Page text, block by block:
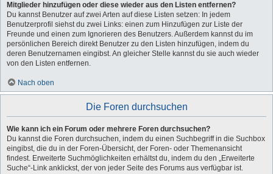
Mitglieder hinzufügen oder diese wieder aus den Listen entfernen?
Du kannst Benutzer auf zwei Arten auf diese Listen setzen: In jedem
Benutzerprofil siehst du zwei Links: einen zum Hinzufügen zur Liste der
Freunde und einen zum Ignorieren des Benutzers. Außerdem kannst du im
persönlichen Bereich direkt Benutzer zu den Listen hinzufügen, indem du
deren Benutzernamen eingibst. An gleicher Stelle kannst du sie auch wieder
von den Listen entfernen.
Nach oben
Die Foren durchsuchen
Wie kann ich ein Forum oder mehrere Foren durchsuchen?
Du kannst die Foren durchsuchen, indem du einen Suchbegriff in die Suchbox
eingibst, die du in der Foren-Übersicht, der Foren- oder Themenansicht
findest. Erweiterte Suchmöglichkeiten erhältst du, indem du den „Erweiterte
Suche“-Link anklickst, der von jeder Seite des Forums aus verfügbar ist.